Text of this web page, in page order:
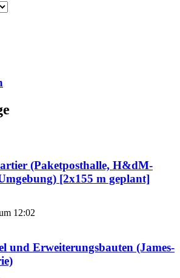
(Paketposthalle, H&dM-
[2x155 m geplant]
12:02
und Erweiterungsbauten (James-